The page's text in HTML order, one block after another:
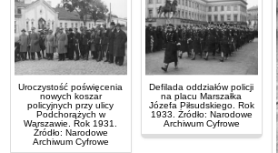
Uroczystość poświęcenia
nowych koszar
policyjnych przy ulicy
Podchorążych w
Warszawie. Rok 1931.
Źródło: Narodowe
Archiwum Cyfrowe
Defilada oddziałów policji
na placu Marszałka
Józefa Piłsudskiego. Rok
1933. Żródło: Narodowe
Archiwum Cyfrowe